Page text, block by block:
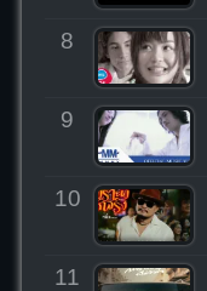
8
9
10
11